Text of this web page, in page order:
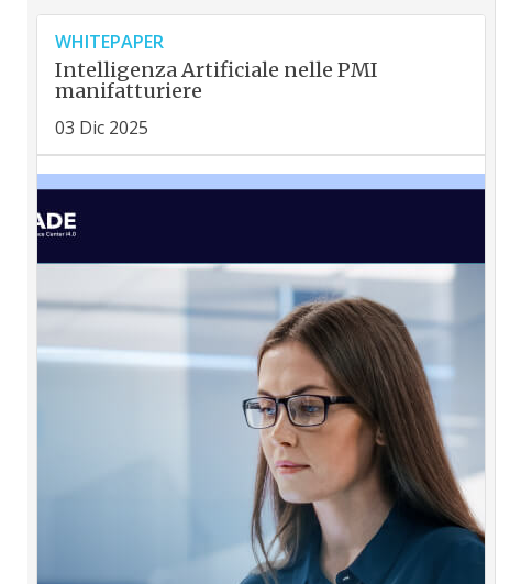
WHITEPAPER
Intelligenza Artificiale nelle PMI
manifatturiere
03 Dic 2025